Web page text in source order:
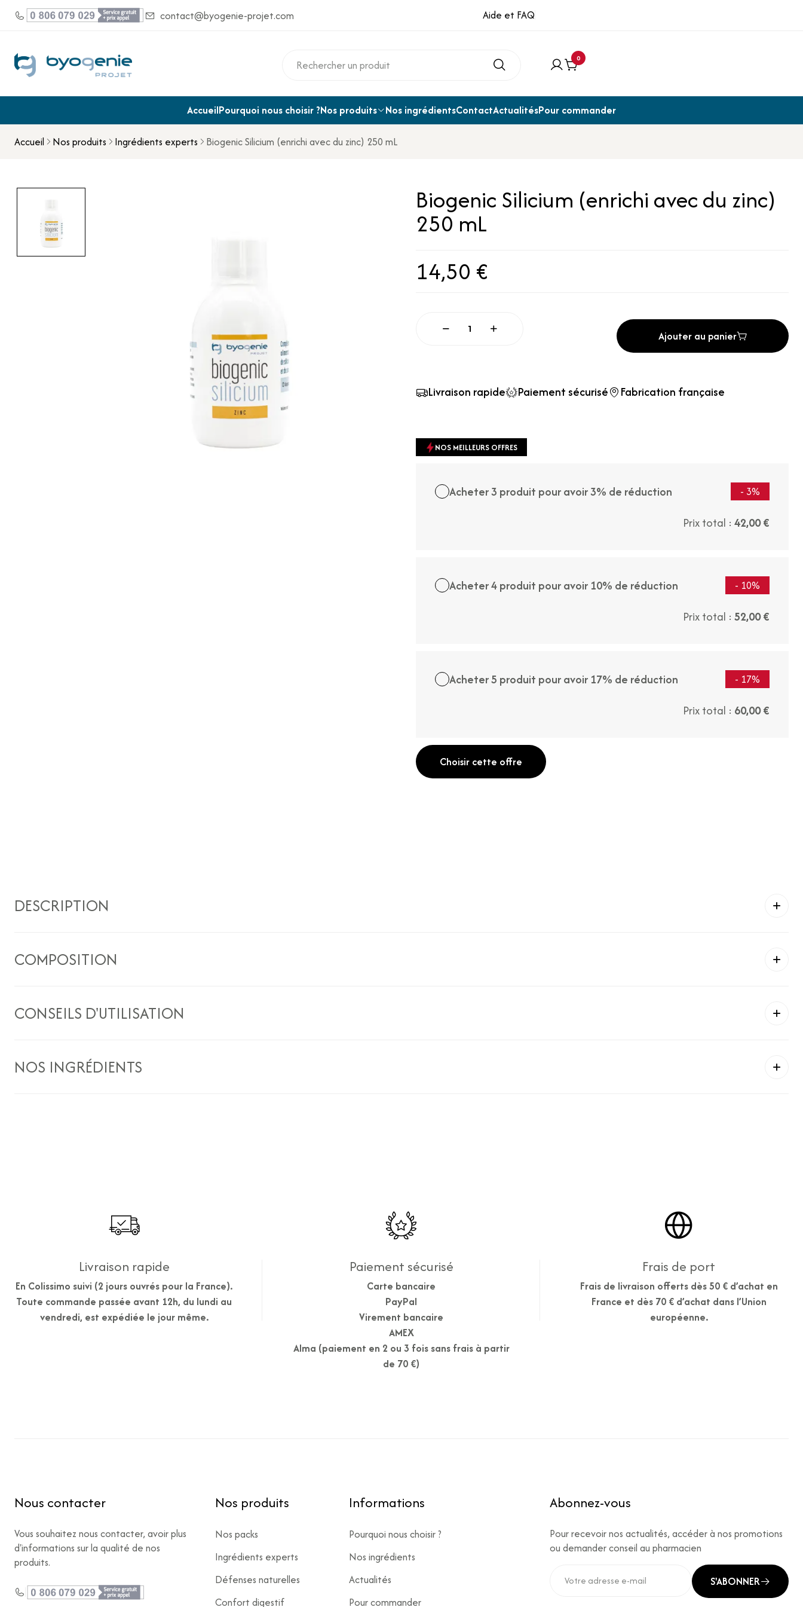
contact@byogenie-projet.com Aide et FAQ
0
AccueilPourquoi nous choisir ?Nos produits Nos ingrédientsContactActualitésPour commander
Accueil Nos produits Ingrédients experts Biogenic Silicium (enrichi avec du zinc) 250 mL
Biogenic Silicium (enrichi avec du zinc)
250 mL
14,50 €
Quantité
Ajouter au panier
Livraison rapide Paiement sécurisé Fabrication française
NOS MEILLEURS OFFRES
Acheter 3 produit pour avoir 3% de réduction - 3%
Prix total : 42,00 €
Acheter 4 produit pour avoir 10% de réduction - 10%
Prix total : 52,00 €
Acheter 5 produit pour avoir 17% de réduction - 17%
Prix total : 60,00 €
Choisir cette offre
DESCRIPTION
COMPOSITION
CONSEILS D'UTILISATION
NOS INGRÉDIENTS
Livraison rapide
En Colissimo suivi (2 jours ouvrés pour la France).
Toute commande passée avant 12h, du lundi au
vendredi, est expédiée le jour même.
Paiement sécurisé
Carte bancaire
PayPal
Virement bancaire
AMEX
Alma (paiement en 2 ou 3 fois sans frais à partir
de 70 €)
Frais de port
Frais de livraison offerts dès 50 € d’achat en
France et dès 70 € d’achat dans l’Union
européenne.
Nous contacter
Vous souhaitez nous contacter, avoir plus
d'informations sur la qualité de nos
produits.
Nos produits
Nos packs
Ingrédients experts
Défenses naturelles
Confort digestif
Informations
Pourquoi nous choisir ?
Nos ingrédients
Actualités
Pour commander
Abonnez-vous
Pour recevoir nos actualités, accéder à nos promotions
ou demander conseil au pharmacien
S'ABONNER